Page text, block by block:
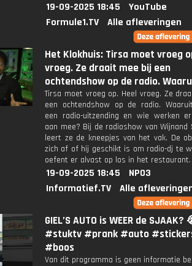
19-09-2025 18:45
YouTube
Formule1.TV
Alle afleveringen
Het Klokhuis: Tirsa moet vroeg
vroeg. Ze draait mee bij een
ochtendshow op de radio.
Tirsa moet vroeg op. Heel vroeg. Ze
een ochtendshow op de radio.
een radio-uitzending en wie werken
aan mee? Bij de radioshow van Wijnand
leert ze de kneepjes van het vak. De
zich af of hij geschikt is om radio-dj te
oefent er alvast op los in het restaurant.
19-09-2025 18:45
NPO3
Informatief.TV
Alle
GIEL’S AUTO is WEER de SJAAK?
#stuktv #prank #auto
#boos
Van dit programma is geen informatie